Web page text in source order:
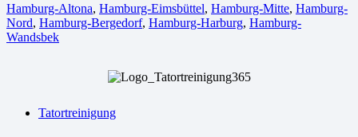
Hamburg-Altona, Hamburg-Eimsbüttel, Hamburg-Mitte, Hamburg-
Nord, Hamburg-Bergedorf, Hamburg-Harburg, Hamburg-
Wandsbek
Tatortreinigung